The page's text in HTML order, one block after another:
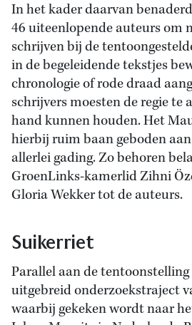
In het kader daarvan
46 uiteenlopende auteurs om
schrijven bij de
in de begeleidende tekstjes
chronologie of rode draad
schrijvers moesten de regie te
hand kunnen houden. Het
hierbij ruim baan geboden
allerlei gading. Zo behoren
GroenLinks-kamerlid Zihni
Gloria Wekker tot de auteurs.
Suikerriet
Parallel aan de tentoonstelling
uitgebreid onderzoekstraject
waarbij gekeken wordt naar